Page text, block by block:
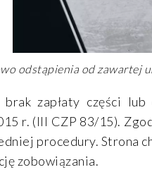
odstąpienia od zawartej
zapłaty części
r. (III CZP 83/15).
procedury. Strona
zobowiązania.